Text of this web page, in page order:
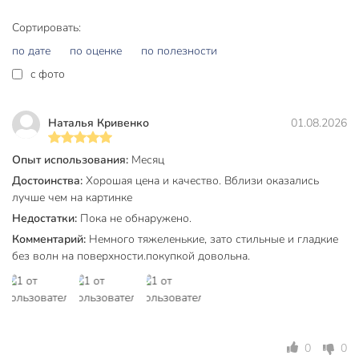
надежность и стиль Daniks. Добавьте набор Флюид в
сервировки блюд комфортнее и эстетичнее.
Можно ли мыть эти салатники в посудомоечной машине?
Да, стеклокерамика Daniks устойчива к воздействию
моющих средств и высоким температурам, поэтому набор
полностью пригоден для автоматического мытья в
посудомоечной машине без риска повреждения рисунка.
стеклокерамику или пластик?
Стеклокерамика предпочтительнее, так как она не
окрашивается от продуктов (например, от свеклы или
Сортировать:
по дате
по оценке
по полезности
c фото
Наталья Кривенко 01.08.2026
Опыт использования: Месяц
Достоинства: Хорошая цена и качество. Вблизи оказались
лучше чем на картинке
Недостатки: Пока не обнаружено.
Комментарий: Немного тяжеленькие, зато стильные и гладкие
без волн на поверхности.покупкой довольна.
0 0